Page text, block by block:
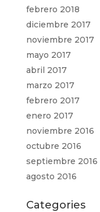
febrero 2018
diciembre 2017
noviembre 2017
mayo 2017
abril 2017
marzo 2017
febrero 2017
enero 2017
noviembre 2016
octubre 2016
septiembre 2016
agosto 2016
Categories